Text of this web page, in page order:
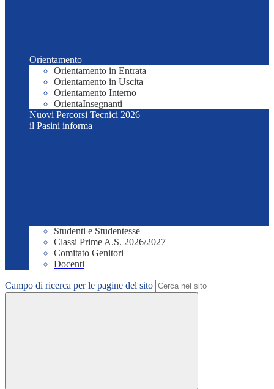
Orientamento
Orientamento in Entrata
Orientamento in Uscita
Orientamento Interno
OrientaInsegnanti
Nuovi Percorsi Tecnici 2026
il Pasini informa
Studenti e Studentesse
Classi Prime A.S. 2026/2027
Comitato Genitori
Docenti
Campo di ricerca per le pagine del sito